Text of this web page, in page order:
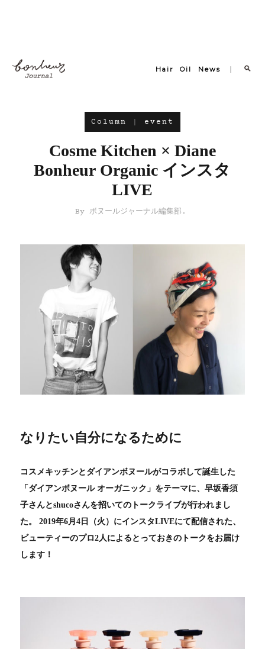
Hair Oil News
Column event
Cosme Kitchen × Diane
Bonheur Organic インスタ
LIVE
ボヌールジャーナル編集部
なりたい自分になるために
コスメキッチンとダイアンボヌールがコラボして誕生した
「ダイアンボヌール オーガニック」をテーマに、早坂香須
子さんとshucoさんを招いてのトークライブが行われまし
た。 2019年6月4日（火）にインスタLIVEにて配信された、
ビューティーのプロ2人によるとっておきのトークをお届け
します！